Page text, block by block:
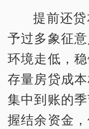
提前还
予过多象征
环境走低，
存量房贷成
集中到账的
握结余资金